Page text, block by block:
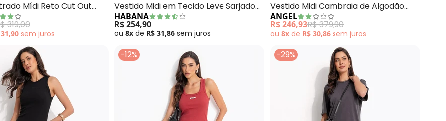
Mídi Reto Cut Out
319,00
sem juros
Vestido Midi em Tecido Leve Sarjado
(Rosa)
HABANA
R$ 254,90
ou 8x de R$ 31,86 sem juros
Vestido Midi Cambraia de Algodão
(Rosa)
ANGEL
R$ 246,93R$ 379,90
ou 8x de R$ 30,86 sem juros
-12% -29%